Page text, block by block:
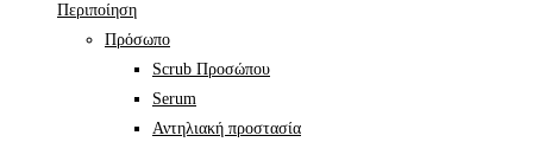
Περιποίηση
Πρόσωπο
Scrub Προσώπου
Serum
Αντηλιακή προστασία